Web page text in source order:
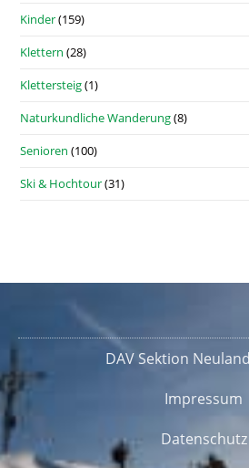
Kinder(159)
Klettern (28)
Klettersteig(1)
Naturkundliche Wanderung(8)
Senioren (100)
Ski & Hochtour(31)
DAV Sektion
Impressum
Datenschutz